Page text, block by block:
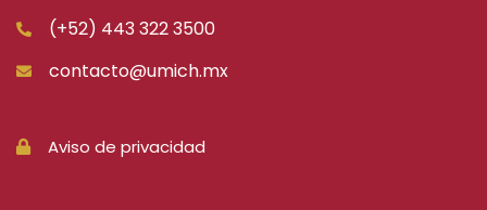
(+52) 443 322 3500
contacto@umich.mx
Aviso de privacidad